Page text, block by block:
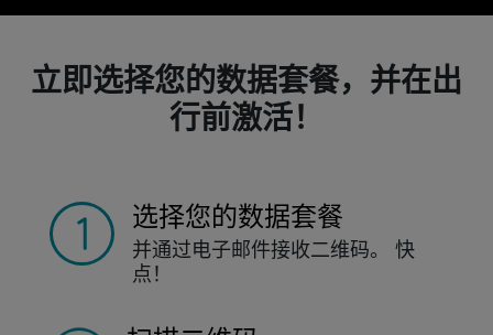
立即选择您的数据套餐，并在出
行前激活！
选择您的数据套餐
并通过电子邮件接收二维码。
快
点！